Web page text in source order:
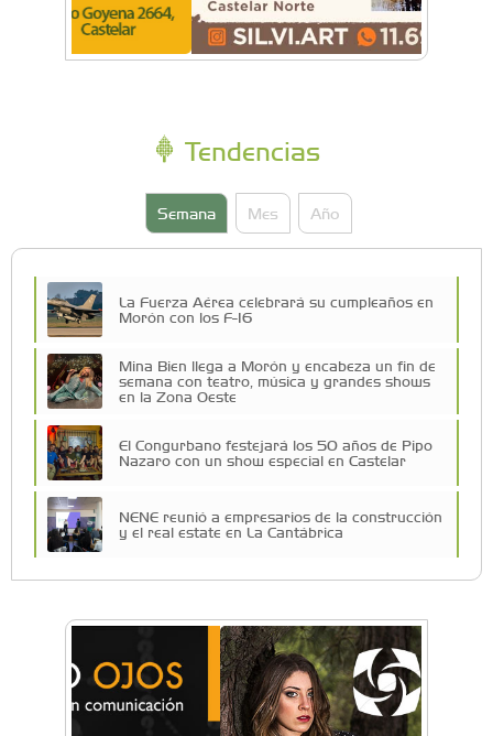
Tendencias
Semana Mes Año
La Fuerza Aérea celebrará su cumpleaños en
Morón con los F-16
Mina Bien llega a Morón y encabeza un fin de
semana con teatro, música y grandes shows
en la Zona Oeste
El Congurbano festejará los 50 años de Pipo
Nazaro con un show especial en Castelar
NENE reunió a empresarios de la construcción
y el real estate en La Cantábrica
Una compañía teatral de Castelar competirá
por el Premio FEBA Cultura
La primera vez que Eva Perón voló en avión lo